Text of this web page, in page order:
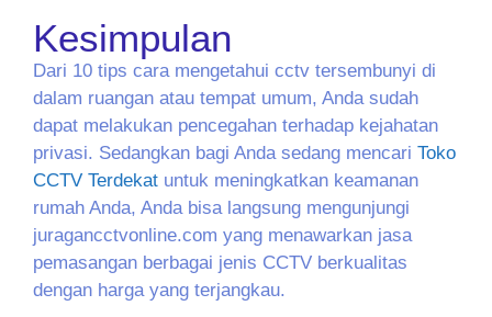
Kesimpulan
Dari 10 tips cara mengetahui cctv tersembunyi di
dalam ruangan atau tempat umum, Anda sudah
dapat melakukan pencegahan terhadap kejahatan
privasi. Sedangkan bagi Anda sedang mencari Toko
CCTV Terdekat untuk meningkatkan keamanan
rumah Anda, Anda bisa langsung mengunjungi
juragancctvonline.com yang menawarkan jasa
pemasangan berbagai jenis CCTV berkualitas
dengan harga yang terjangkau.